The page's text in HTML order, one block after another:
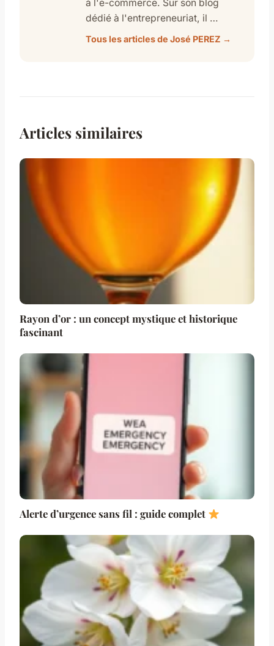
à l'e-commerce. Sur son blog
dédié à l'entrepreneuriat, il …
Tous les articles de José PEREZ →
Articles similaires
Rayon d’or : un concept mystique et historique
fascinant
Alerte d’urgence sans fil : guide complet